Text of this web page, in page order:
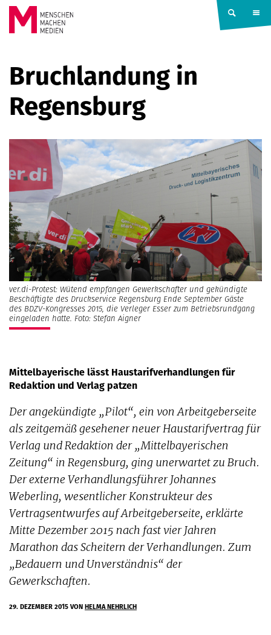
Springe zum Inhalt
MACHEN
MEDIEN
Bruchlandung in
Regensburg
ver.di-Protest: Wütend empfangen Gewerkschafter und gekündigte
Beschäftigte des Druckservice Regensburg Ende September Gäste
des BDZV-Kongresses 2015, die Verleger Esser zum Betriebsrundgang
eingeladen hatte. Foto: Stefan Aigner
Mittelbayerische lässt Haustarifverhandlungen für
Redaktion und Verlag patzen
Der angekündigte „Pilot“, ein von Arbeitgeberseite
als zeitgemäß gesehener neuer Haustarifvertrag für
Verlag und Redaktion der „Mittelbayerischen
Zeitung“ in Regensburg, ging unerwartet zu Bruch.
Der externe Verhandlungsführer Johannes
Weberling, wesentlicher Konstrukteur des
Vertragsentwurfes auf Arbeitgeberseite, erklärte
Mitte Dezember 2015 nach fast vier Jahren
Marathon das Scheitern der Verhandlungen. Zum
„Bedauern und Unverständnis“ der
Gewerkschaften.
29. DEZEMBER 2015VONHELMA NEHRLICH